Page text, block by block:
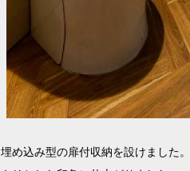
埋め込み型の扉付収納を設けました